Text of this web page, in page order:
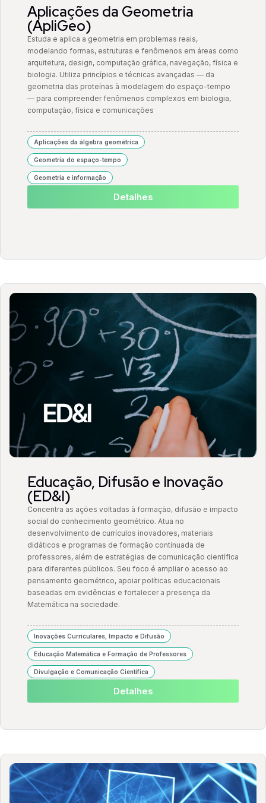
Aplicações da Geometria
(ApliGeo)
Estuda e aplica a geometria em problemas reais,
modelando formas, estruturas e fenômenos em áreas como
arquitetura, design, computação gráfica, navegação, física e
biologia. Utiliza princípios e técnicas avançadas — da
geometria das proteínas à modelagem do espaço-tempo
— para compreender fenômenos complexos em biologia,
computação, física e comunicações
Aplicações da álgebra geométrica
Geometria do espaço-tempo
Geometria e informação
Detalhes
Educação, Difusão e Inovação
(ED&I)
Concentra as ações voltadas à formação, difusão e impacto
social do conhecimento geométrico. Atua no
desenvolvimento de currículos inovadores, materiais
didáticos e programas de formação continuada de
professores, além de estratégias de comunicação científica
para diferentes públicos. Seu foco é ampliar o acesso ao
pensamento geométrico, apoiar políticas educacionais
baseadas em evidências e fortalecer a presença da
Matemática na sociedade.
Inovações Curriculares, Impacto e Difusão
Educação Matemática e Formação de Professores
Divulgação e Comunicação Científica
Detalhes